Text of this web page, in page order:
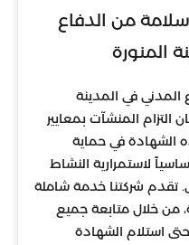
من الدفاع
المنورة
في المدينة
المنشآت بمعايير
الشهادة في حماية
لاستمرارية النشاط
تقدم شركتنا خدمة شاملة
من خلال متابعة جميع
استلام الشهادة